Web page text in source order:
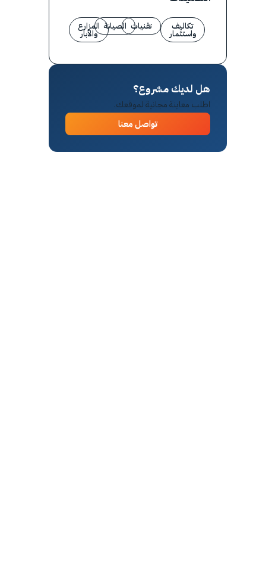
تكاليف
واستثمار
تقنيات الصيانة المزارع
والآبار
هل لديك مشروع؟
اطلب معاينة مجانية لموقعك.
تواصل معنا